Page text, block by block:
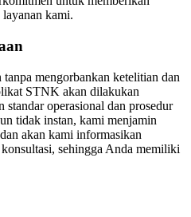
layanan kami.
mengorbankan ketelitian dan
STNK akan dilakukan
standar operasional dan prosedur
tidak instan, kami menjamin
akan kami informasikan
sehingga Anda memiliki